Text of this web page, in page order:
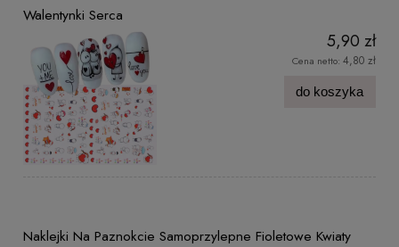
Walentynki Serca
5,90 zł
Cena netto: 4,80 zł
do koszyka
Naklejki Na Paznokcie Samoprzylepne Fioletowe Kwiaty